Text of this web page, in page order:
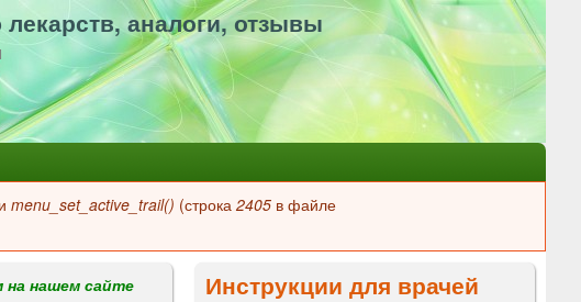
аналоги, отзывы
menu_set_active_trail() (строка 2405 в файле
на нашем сайте
Инструкции для врачей